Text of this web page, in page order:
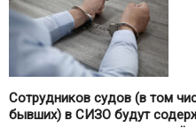
Сотрудников судов (в том
бывших) в СИЗО будут